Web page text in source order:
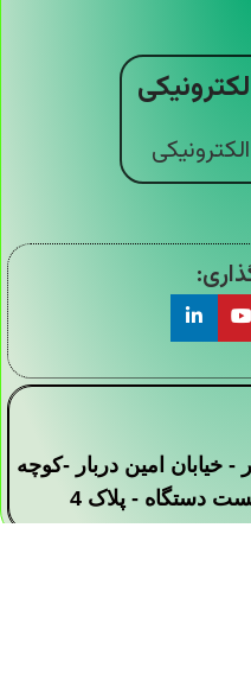
- خیابان امین دربار -کوچه
دستگاه - پلاک 4